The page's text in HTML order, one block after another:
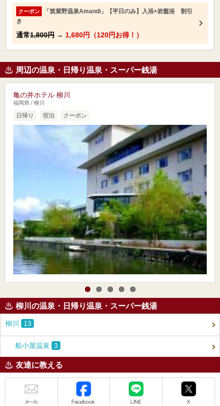
クーポン
「筑紫野温泉Amandi」【平日のみ】入浴+岩盤浴 割引
き
通常1,800円 → 1,680円（120円お得！）
周辺の温泉・日帰り温泉・スーパー銭湯
亀の井ホテル 柳川
福岡県 / 柳川
日帰り 宿泊 クーポン
柳川の温泉・日帰り温泉・スーパー銭湯
柳川 13
船小屋温泉 3
友達に教える